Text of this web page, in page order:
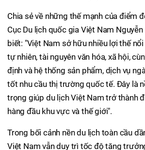
Chia sẻ về những thế mạnh của điểm
Cục Du lịch quốc gia Việt Nam
biết: "Việt Nam sở hữu nhiều lợi thế
tự nhiên, tài nguyên văn hóa, xã hội,
định và hệ thống sản phẩm, dịch vụ
tốt nhu cầu thị trường quốc tế. Đây là
trọng giúp du lịch Việt Nam trở thành
hàng đầu khu vực và thế giới".
Trong bối cảnh nền du lịch toàn cầu
Việt Nam vẫn duy trì tốc độ tăng